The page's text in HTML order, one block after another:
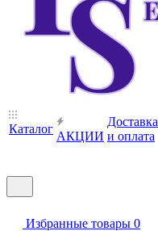
Каталог
АКЦИИ
Доставка
и оплата
Избранные товары 0